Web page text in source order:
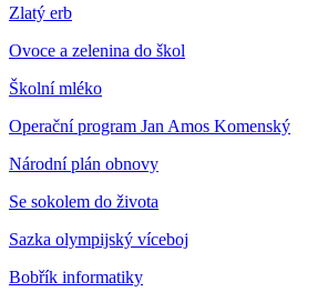
Zlatý erb
Ovoce a zelenina do škol
Školní mléko
Operační program Jan Amos Komenský
Národní plán obnovy
Se sokolem do života
Sazka olympijský víceboj
Bobřík informatiky